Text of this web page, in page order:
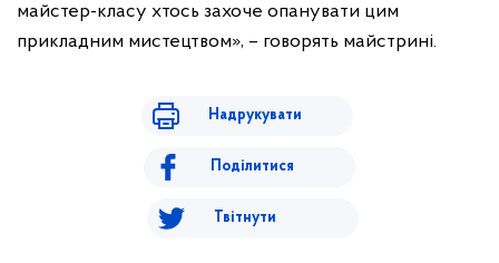
майстер-класу хтось захоче опанувати цим
прикладним мистецтвом», – говорять майстрині.
Надрукувати
Поділитися
Твітнути